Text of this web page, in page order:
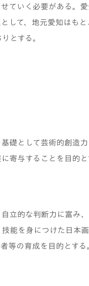
ていく必要がある。
して、地元愛知はも
とする。
礎として芸術的創造
寄与することを目的
立的な判断力に富み
能を身につけた日本
等の育成を目的と